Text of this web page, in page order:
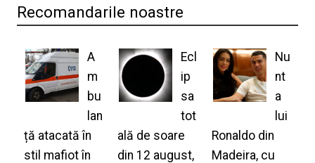
Recomandarile noastre
A
m
bu
lan
ță atacată în
stil mafiot în
Ecl
ip
sa
tot
ală de soare
din 12 august,
Nu
nt
a
lui
Ronaldo din
Madeira, cu